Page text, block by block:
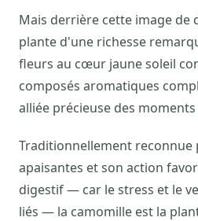
Mais derrière cette image de
plante d'une richesse
fleurs au cœur jaune soleil
composés aromatiques
alliée précieuse des
Traditionnellement reconnue
apaisantes et son action
digestif — car le stress et le
liés — la camomille est la